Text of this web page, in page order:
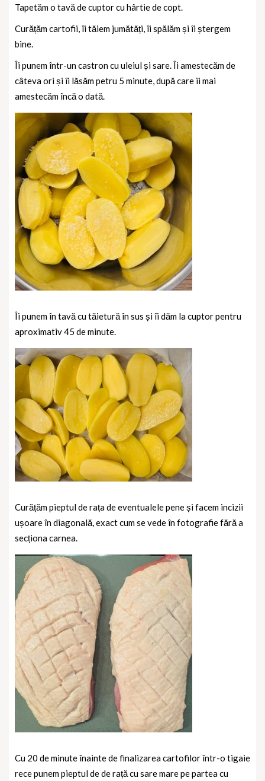
Tapetăm o tavă de cuptor cu hârtie de copt.
Curățăm cartofii, îi tăiem jumătăți, îi spălăm și îi ștergem
bine.
Îi punem într-un castron cu uleiul și sare. Îi amestecăm de
câteva ori și îi lăsăm petru 5 minute, după care îi mai
amestecăm încă o dată.
Îi punem în tavă cu tăietură în sus și îi dăm la cuptor pentru
aproximativ 45 de minute.
Curățăm pieptul de rața de eventualele pene și facem incizii
ușoare în diagonală, exact cum se vede în fotografie fără a
secționa carnea.
Cu 20 de minute înainte de finalizarea cartofilor într-o tigaie
rece punem pieptul de de rață cu sare mare pe partea cu